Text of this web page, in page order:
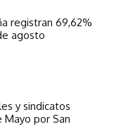
registran 69,62%
agosto
y sindicatos
Mayo por San